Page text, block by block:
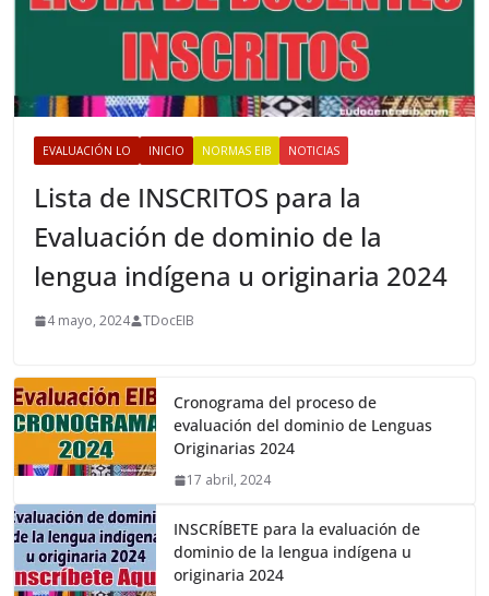
EVALUACIÓN LO INICIO NORMAS EIB NOTICIAS
Lista de INSCRITOS para la
Evaluación de dominio de la
lengua indígena u originaria 2024
4 mayo, 2024 TDocEIB
Cronograma del proceso de
evaluación del dominio de Lenguas
Originarias 2024
17 abril, 2024
INSCRÍBETE para la evaluación de
dominio de la lengua indígena u
originaria 2024